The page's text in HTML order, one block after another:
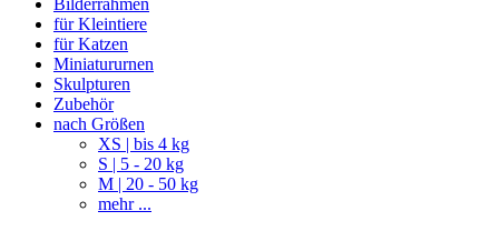
Bilderrahmen
für Kleintiere
für Katzen
Miniatururnen
Skulpturen
Zubehör
nach Größen
XS | bis 4 kg
S | 5 - 20 kg
M | 20 - 50 kg
mehr ...